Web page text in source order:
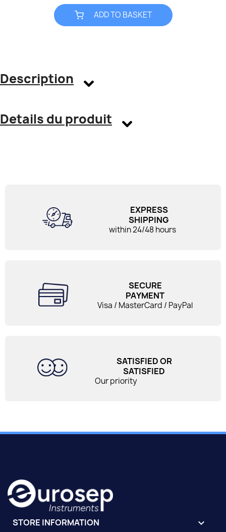
ADD TO BASKET
Description
Details du produit
EXPRESS
SHIPPING
within 24/48 hours
SECURE
PAYMENT
Visa / MasterCard / PayPal
SATISFIED OR
SATISFIED
Our priority
STORE INFORMATION keyboard_arrow_down